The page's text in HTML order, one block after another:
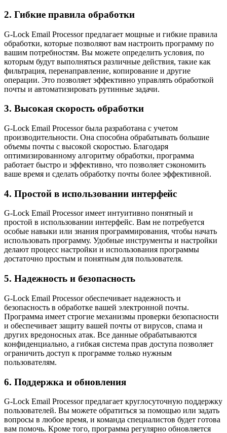
2. Гибкие правила обработки
G-Lock Email Processor предлагает мощные и гибкие правила
обработки, которые позволяют вам настроить программу по
вашим потребностям. Вы можете определить условия, по
которым будут выполняться различные действия, такие как
фильтрация, перенаправление, копирование и другие
операции. Это позволяет эффективно управлять обработкой
почты и автоматизировать рутинные задачи.
3. Высокая скорость обработки
G-Lock Email Processor была разработана с учетом
производительности. Она способна обрабатывать большие
объемы почты с высокой скоростью. Благодаря
оптимизированному алгоритму обработки, программа
работает быстро и эффективно, что позволяет сэкономить
ваше время и сделать обработку почты более эффективной.
4. Простой в использовании интерфейс
G-Lock Email Processor имеет интуитивно понятный и
простой в использовании интерфейс. Вам не потребуется
особые навыки или знания программирования, чтобы начать
использовать программу. Удобные инструменты и настройки
делают процесс настройки и использования программы
достаточно простым и понятным для пользователя.
5. Надежность и безопасность
G-Lock Email Processor обеспечивает надежность и
безопасность в обработке вашей электронной почты.
Программа имеет строгие механизмы проверки безопасности
и обеспечивает защиту вашей почты от вирусов, спама и
других вредоносных атак. Все данные обрабатываются
конфиденциально, а гибкая система прав доступа позволяет
ограничить доступ к программе только нужным
пользователям.
6. Поддержка и обновления
G-Lock Email Processor предлагает круглосуточную поддержку
пользователей. Вы можете обратиться за помощью или задать
вопросы в любое время, и команда специалистов будет готова
вам помочь. Кроме того, программа регулярно обновляется